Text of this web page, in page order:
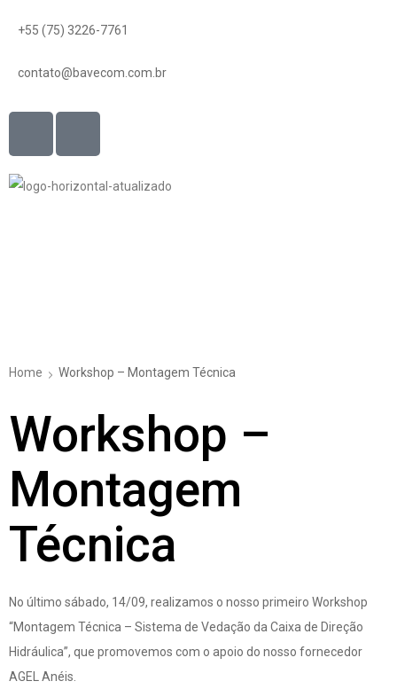
+55 (75) 3226-7761
contato@bavecom.com.br
Home Workshop – Montagem Técnica
Workshop –
Montagem
Técnica
No último sábado, 14/09, realizamos o nosso primeiro Workshop
“Montagem Técnica – Sistema de Vedação da Caixa de Direção
Hidráulica”, que promovemos com o apoio do nosso fornecedor
AGEL Anéis.